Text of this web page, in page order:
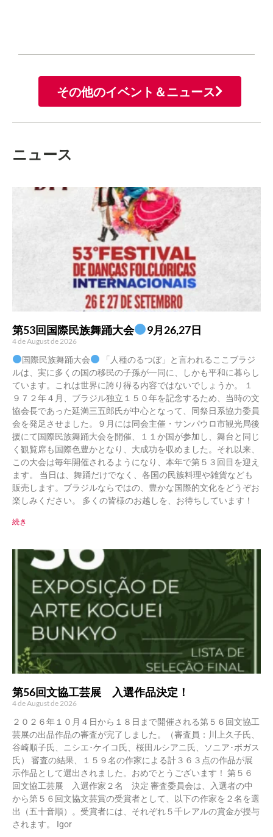
その他のイベント＆ニュース
ニュース
第53回国際民族舞踊大会 9月26,27日
4 de August de 2026
国際民族舞踊大会
「人種のるつぼ」と言われるここブラジ
ルは、実に多くの国の移民の子孫が一同に、しかも平和に暮らし
ています。これは世界に誇り得る内容ではないでしょうか。 １
９７２年４月、ブラジル独立１５０年を記念するため、当時の文
協会長であった延満三五郎氏が中心となって、同祭日系協力委員
会を発足させました。９月には同会主催・サンパウロ市観光局後
援にて国際民族舞踊大会を開催、１１か国が参加し、舞台と同じ
く観覧席も国際色豊かとなり、大成功を収めました。それ以来、
この大会は毎年開催されるようになり、本年で第５３回目を迎え
ます。 当日は、舞踊だけでなく、各国の民族料理や雑貨なども
販売します。ブラジルならではの、豊かな国際的文化をどうぞお
楽しみください。 多くの皆様のお越しを、お待ちしています！
続き
第56回文協工芸展 入選作品決定！
4 de August de 2026
２０２６年１０月４日から１８日まで開催される第５６回文協工
芸展の出品作品の審査が完了しました。（審査員：川上久子氏、
谷崎順子氏、ニシエ･ケイコ氏、桜田ルシアニ氏、ソニア･ボガス
氏） 審査の結果、１５９名の作家による計３６３点の作品が展
示作品として選出されました。おめでとうございます！ 第５６
回文協工芸展 入選作家２名 決定 審査委員会は、入選者の中
から第５６回文協文芸賞の受賞者として、以下の作家を２名を選
出（五十音順）。受賞者には、それぞれ５千レアルの賞金が授与
されます。 Igor